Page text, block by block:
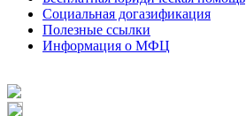
Социальная догазификация
Полезные ссылки
Информация о МФЦ